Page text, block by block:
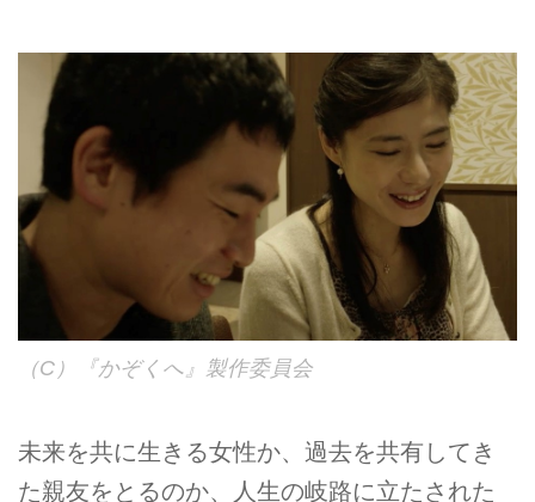
（C）『かぞくへ』製作委員会
未来を共に生きる女性か、過去を共有してき
た親友をとるのか、人生の岐路に立たされた